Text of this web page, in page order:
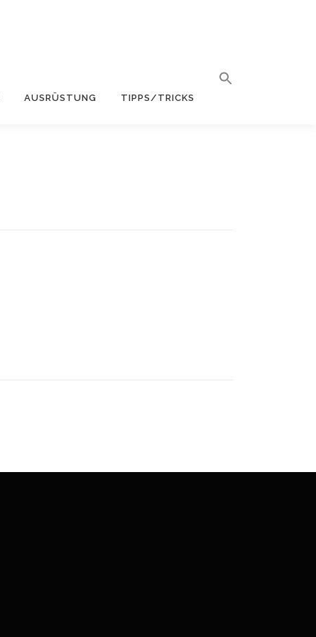
AUSRÜSTUNG TIPPS/TRICKS